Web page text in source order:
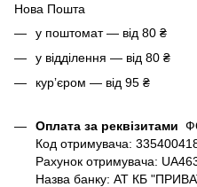
Нова Пошта
у поштомат — від 80 ₴
у відділення — від 80 ₴
курʼєром — від 95 ₴
Оплата за реквізитами
Код отримувача:
Рахунок отримувача:
Назва банку: АТ КБ